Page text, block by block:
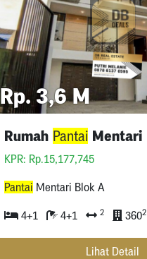
Rp. 3,6 M
Rumah Pantai Mentari
KPR: Rp.15,177,745
Pantai Mentari Blok A
4+1 4+1 2 3602
Lihat Detail